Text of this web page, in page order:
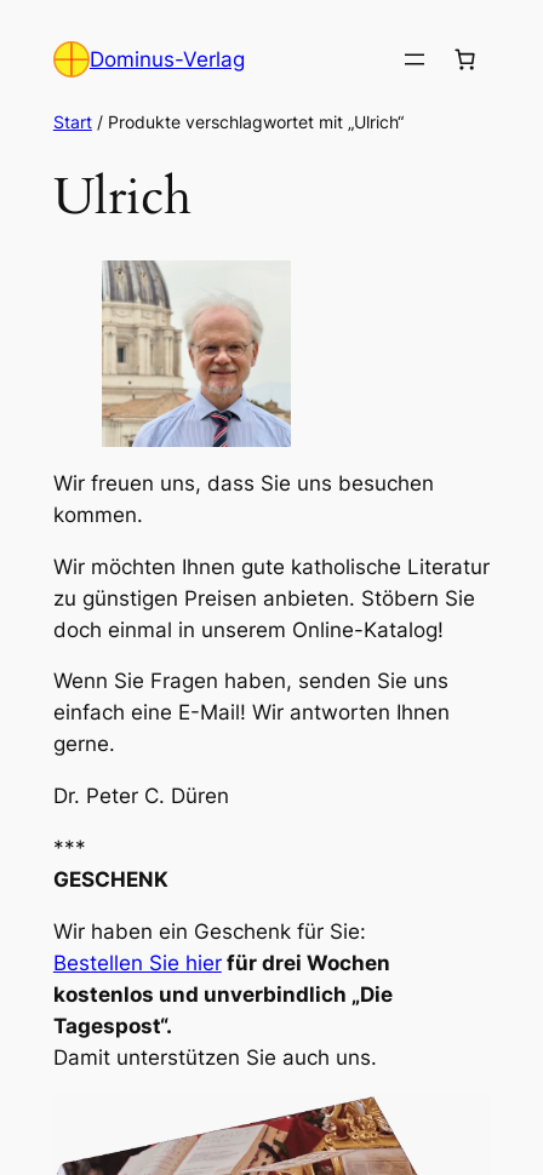
Inhalt
Dominus-Verlag
Start/ Produkte verschlagwortet mit „Ulrich“
Ulrich
Wir freuen uns, dass Sie uns besuchen
kommen.
Wir möchten Ihnen gute katholische Literatur
zu günstigen Preisen anbieten. Stöbern Sie
doch einmal in unserem Online-Katalog!
Wenn Sie Fragen haben, senden Sie uns
einfach eine E-Mail! Wir antworten Ihnen
gerne.
Dr. Peter C. Düren
***
GESCHENK
Wir haben ein Geschenk für Sie:
Bestellen Sie hier für drei Wochen
kostenlos und unverbindlich „Die
Tagespost“.
Damit unterstützen Sie auch uns.